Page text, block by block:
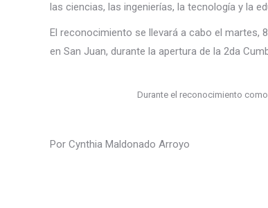
las ciencias, las ingenierías, la tecnología y la
El reconocimiento se llevará a cabo el martes,
en San Juan, durante la apertura de la 2da
Durante el reconocimiento
Por Cynthia Maldonado Arroyo